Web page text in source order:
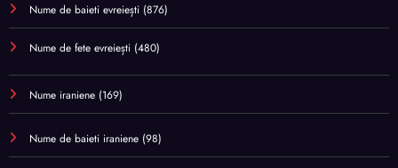
Nume de baieti evreiești (876)
Nume de fete evreiești (480)
Nume iraniene (169)
Nume de baieti iraniene (98)